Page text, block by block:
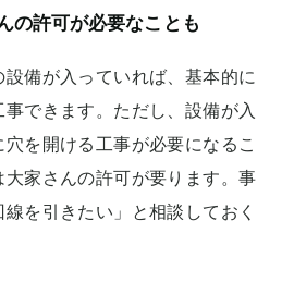
の許可が必要なことも
備が入っていれば、基本的に
できます。ただし、設備が入
を開ける工事が必要になるこ
大家さんの許可が要ります。事
を引きたい」と相談しておく